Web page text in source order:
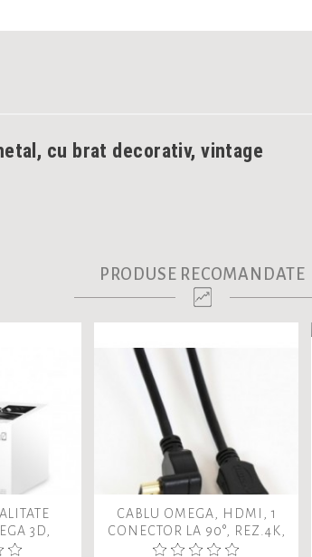
cu brat decorativ, vintage
PRODUSE RECOMANDATE
3D,
CABLU OMEGA, HDMI, 1
CONECTOR LA 90°, REZ.4K,
4096X2160, 10.2 GB/SEC.,